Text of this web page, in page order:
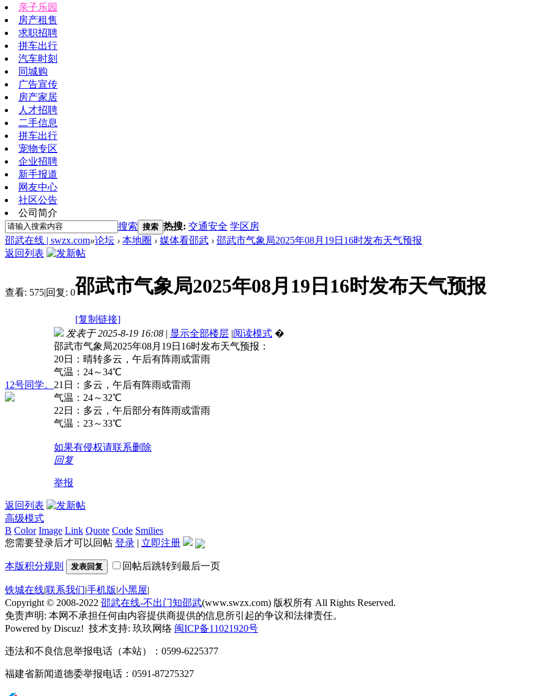
亲子乐园
房产租售
求职招聘
拼车出行
汽车时刻
同城购
广告宣传
房产家居
人才招聘
二手信息
拼车出行
宠物专区
企业招聘
新手报道
网友中心
社区公告
公司简介
搜索 搜索 热搜: 交通安全 学区房
邵武在线 | swzx.com»论坛 › 本地圈 › 媒体看邵武 › 邵武市气象局2025年08月19日16时发布天气预报
返回列表
查看: 575|回复: 0邵武市气象局2025年08月19日16时发布天气预报
[复制链接]
12号同学。
发表于 2025-8-19 16:08 | 显示全部楼层 |阅读模式 �
邵武市气象局2025年08月19日16时发布天气预报：
20日：晴转多云，午后有阵雨或雷雨
气温：24～34℃
21日：多云，午后有阵雨或雷雨
气温：24～32℃
22日：多云，午后部分有阵雨或雷雨
气温：23～33℃
如果有侵权请联系删 除
回复
举报
返回列表
高级模式
B Color Image Link Quote Code Smilies
您需要登录后才可以回帖 登录 | 立即注册
本版积分规则 发表回复 回帖后跳转到最后一页
铁城在线|联系我们|手机版|小黑屋|
Copyright © 2008-2022 邵武在线-不出门知邵武(www.swzx.com) 版权所有 All Rights Reserved.
免责声明: 本网不承担任何由内容提供商提供的信息所引起的争议和法律责任。
Powered by Discuz! 技术支持: 玖玖网络 闽ICP备11021920号
违法和不良信息举报电话（本站）：0599-6225377
福建省新闻道德委举报电话：0591-87275327